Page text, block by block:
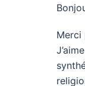
Merci